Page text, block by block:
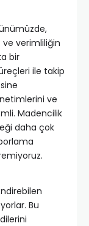
ve verimliliğin
bir
ile takip
ve
Madencilik
daha çok
Bu